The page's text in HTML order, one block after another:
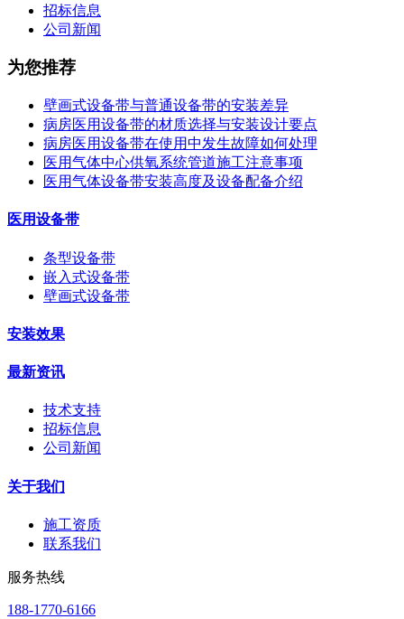
招标信息
公司新闻
为您推荐
壁画式设备带与普通设备带的安装差异
病房医用设备带的材质选择与安装设计要点
病房医用设备带在使用中发生故障如何处理
医用气体中心供氧系统管道施工注意事项
医用气体设备带安装高度及设备配备介绍
医用设备带
条型设备带
嵌入式设备带
壁画式设备带
安装效果
最新资讯
技术支持
招标信息
公司新闻
关于我们
施工资质
联系我们
服务热线
188-1770-6166